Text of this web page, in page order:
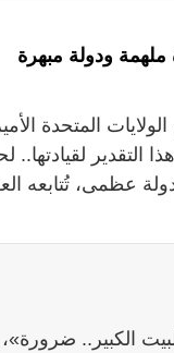
ودولة مبهرة
المتحدة
التقدير
عظمى، تُتابعه
الكبير..